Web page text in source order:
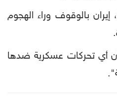
إيران بالوقوف وراء الهجوم
أي تحركات عسكرية ضدها